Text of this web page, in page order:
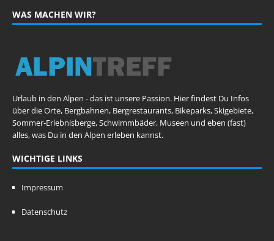
WAS MACHEN WIR?
Urlaub in den Alpen - das ist unsere Passion. Hier findest Du Infos
über die Orte, Bergbahnen, Bergrestaurants, Bikeparks, Skigebiete,
Sommer-Erlebnisberge, Schwimmbäder, Museen und eben (fast)
alles, was Du in den Alpen erleben kannst.
WICHTIGE LINKS
Impressum
Datenschutz